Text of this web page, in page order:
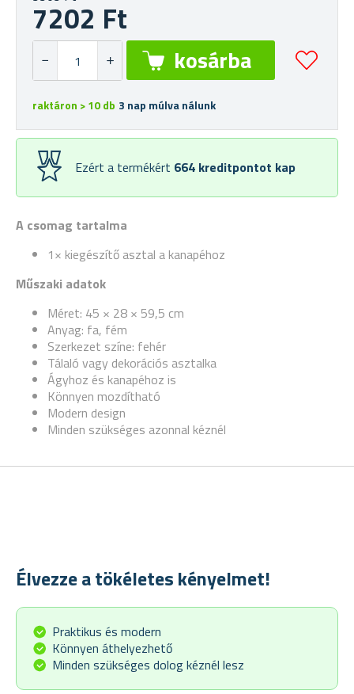
A csomag tartalma
1× kiegészítő asztal a kanapéhoz
Műszaki adatok
Méret: 45 × 28 × 59,5 cm
Anyag: fa, fém
Szerkezet színe: fehér
Tálaló vagy dekorációs asztalka
Ágyhoz és kanapéhoz is
Könnyen mozdítható
Modern design
Minden szükséges azonnal kéznél
7202 Ft
raktáron > 10 db 3 nap múlva nálunk
Ezért a termékért 664 kreditpontot kap
Élvezze a tökéletes kényelmet!
Praktikus és modern
Könnyen áthelyezhető
Minden szükséges dolog kéznél lesz